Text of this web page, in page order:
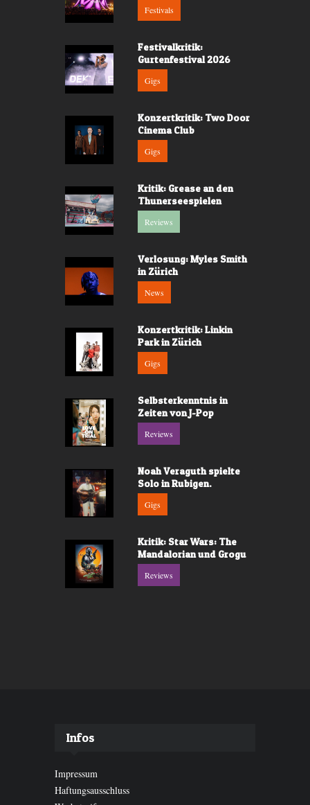
Festivals
Festivalkritik:
Gurtenfestival 2026
Gigs
Konzertkritik: Two Door
Cinema Club
Gigs
Kritik: Grease an den
Thunerseespielen
Reviews
Verlosung: Myles Smith
in Zürich
News
Konzertkritik: Linkin
Park in Zürich
Gigs
Selbsterkenntnis in
Zeiten von J-Pop
Reviews
Noah Veraguth spielte
Solo in Rubigen.
Gigs
Kritik: Star Wars: The
Mandalorian und Grogu
Reviews
Infos
Impressum
Haftungsausschluss